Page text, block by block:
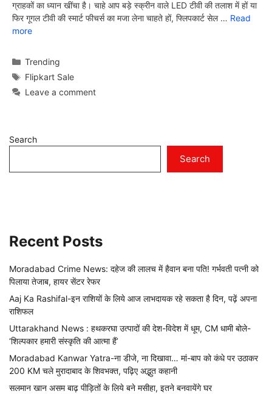
ग्राहकों का ध्यान खींचा है। चाहे आप बड़े स्क्रीन वाले LED टीवी की तलाश में हों या
फिर गूगल टीवी की स्मार्ट फीचर्स का मजा लेना चाहते हों, फ्लिपकार्ट सेल … Read
more
Categories
Trending
Tags
Flipkart Sale
Leave a comment
Search
Search
Recent Posts
Moradabad Crime News: दहेज की लालच में हैवान बना पति! गर्भवती पत्नी को
पिलाया तेजाब, हायर सेंटर रेफर
Aaj Ka Rashifal-इन राशियों के लिये आज लाभदायक रहे सकता है दिन, पढ़ें अपना
राशिफल
Uttarakhand News : हथकरघा उत्पादों की देश-विदेश में धूम, CM धामी बोले-
‘शिल्पकार हमारी संस्कृति की आत्मा हैं’
Moradabad Kanwar Yatra-ना डीजे, ना दिखावा… मां-बाप को कंधे पर उठाकर
200 KM चले मुरादाबाद के शिवभक्त, पढ़िए अद्भुत कहानी
सलमान खान असम बाढ़ पीड़ितों के लिये बने मसीहा, इतने बनवायेंगे घर